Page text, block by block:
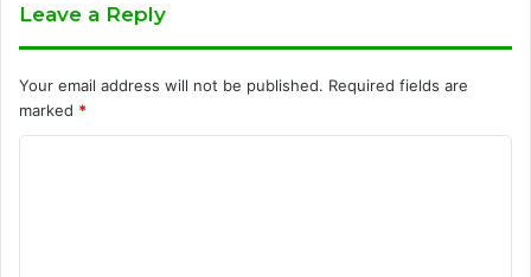
Leave a Reply
Your email address will not be published. Required fields are
marked *